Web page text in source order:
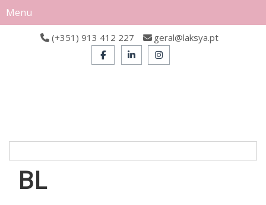
Menu
(+351) 913 412 227 geral@laksya.pt
BL